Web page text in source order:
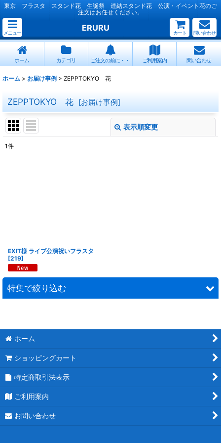
東京 フラスタ スタンド花 生誕祭 連結スタンド花 公演・イベント花のご
注文はお任せください。
メニュー
ERURU
カート 問い合わせ
ホーム カテゴリ ご注文の前に・・ ご利用案内 問い合わせ
ホーム > お届け事例 > ZEPPTOKYO 花
ZEPPTOKYO 花 [お届け事例]
表示順変更
1件
EXIT様 ライブ公演祝いフラスタ
[219]
特集で絞り込む
モチーフスタンド花
ピンク
レッド
ブルー
ホワイト
ホーム
ショッピングカート
特定商取引法表示
ご利用案内
お問い合わせ